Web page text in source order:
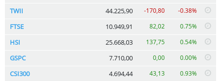
TWII 44.225,90 -170,80 -0.38%
FTSE 10.949,91 82,02 0.75%
HSI 25.668,03 137,75 0.54%
GSPC 7.710,00 0,00 0.00%
CSI300 4.694,44 43,13 0.93%